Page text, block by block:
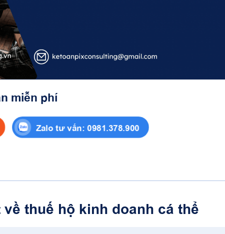
miễn phí
Zalo tư vấn: 0981.378.900
thuế hộ kinh doanh cá thể